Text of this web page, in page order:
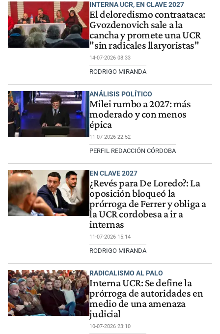
INTERNA UCR, EN CLAVE 2027
El deloredismo contraataca:
Gvozdenovich sale a la
cancha y promete una UCR
"sin radicales llaryoristas"
14-07-2026 08:33
RODRIGO MIRANDA
ANÁLISIS POLÍTICO
Milei rumbo a 2027: más
moderado y con menos
épica
11-07-2026 22:52
PERFIL REDACCIÓN CÓRDOBA
EN CLAVE 2027
¿Revés para De Loredo?: La
oposición bloqueó la
prórroga de Ferrer y obliga a
la UCR cordobesa a ir a
internas
11-07-2026 15:14
RODRIGO MIRANDA
RADICALISMO AL PALO
Interna UCR: Se define la
prórroga de autoridades en
medio de una amenaza
judicial
10-07-2026 23:10